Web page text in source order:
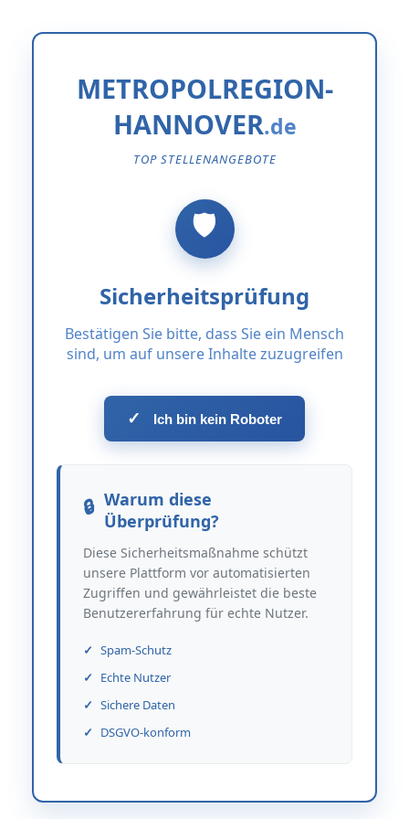
METROPOLREGION-
HANNOVER
TOP STELLENANGEBOTE
Sicherheitsprüfung
Bestätigen Sie bitte, dass Sie ein Mensch
sind, um auf unsere Inhalte zuzugreifen
✓ Ich bin kein Roboter
Warum diese
Überprüfung?
Diese Sicherheitsmaßnahme schützt
unsere Plattform vor automatisierten
Zugriffen und gewährleistet die beste
Benutzererfahrung für echte Nutzer.
Spam-Schutz
Echte Nutzer
Sichere Daten
DSGVO-konform